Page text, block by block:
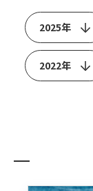
2025年
2022年